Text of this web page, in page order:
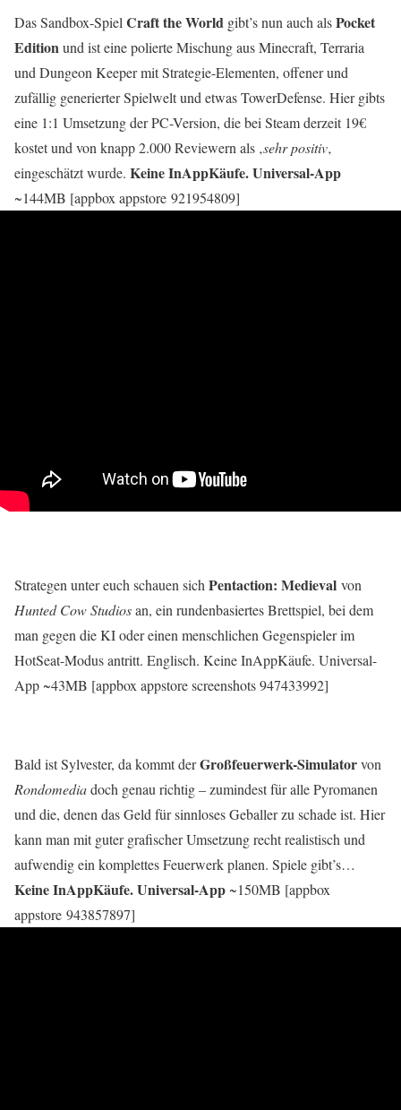
Das Sandbox-Spiel Craft the World gibt’s nun auch alsPocket
Editionund ist eine polierte Mischung aus Minecraft, Terraria
und Dungeon Keeper mit Strategie-Elementen, offener und
zufällig generierter Spielwelt und etwas TowerDefense. Hier gibts
eine 1:1 Umsetzung der PC-Version, die bei Steam derzeit 19€
kostet und von knapp 2.000 Reviewern als ‚sehr positiv‚
eingeschätzt wurde. Keine InAppKäufe. Universal-App
~144MB [appbox appstore 921954809]
Strategen unter euch schauen sich Pentaction: Medieval von
Hunted Cow Studiosan, ein rundenbasiertes Brettspiel, bei dem
man gegen die KI oder einen menschlichen Gegenspieler im
HotSeat-Modus antritt. Englisch. Keine InAppKäufe. Universal-
App ~43MB [appbox appstore screenshots 947433992]
Bald ist Sylvester, da kommt derGroßfeuerwerk-Simulatorvon
Rondomediadoch genau richtig – zumindest für alle Pyromanen
und die, denen das Geld für sinnloses Geballer zu schade ist. Hier
kann man mit guter grafischer Umsetzung recht realistisch und
aufwendig ein komplettes Feuerwerk planen. Spiele gibt’s…
Keine InAppKäufe. Universal-App ~150MB [appbox
appstore 943857897]